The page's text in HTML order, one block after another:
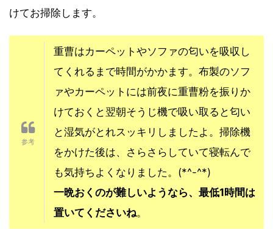
けてお掃除します。
重曹はカーペットやソファの匂いを吸収し
てくれるまで時間がかかます。布製のソフ
ァやカーペットには前夜に重曹粉を振りか
けておくと翌朝そうじ機で吸い取ると匂い
と湿気がとれスッキリしましたよ。掃除機
をかけた後は、さらさらしていて寝転んで
も気持ちよくなりました。(*^-^*)
一晩おくのが難しいようなら、最低1時間は
置いてくださいね。